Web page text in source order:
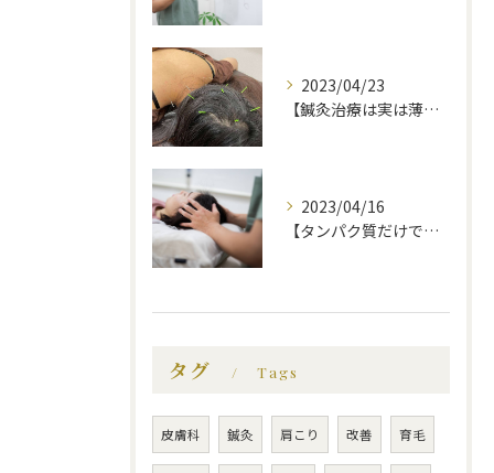
2023/04/23
【鍼灸治療は実は薄毛に効果的】福岡市で薄毛治療｜福岡薄毛専門鍼灸センター
2023/04/16
【タンパク質だけでは不十分！？薄毛にいい食べ物】福岡市で薄毛治療｜福岡薄毛専門鍼灸センター
タグ Tags
皮膚科 鍼灸 肩こり 改善 育毛